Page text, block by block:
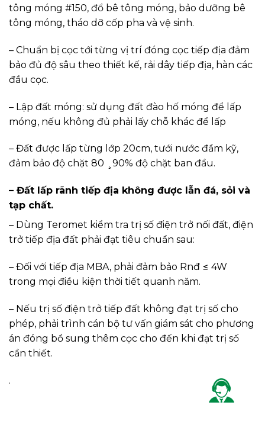
tông móng #150, đổ bê tông móng, bảo dưỡng bê
tông móng, tháo dỡ cốp pha và vệ sinh.
– Chuẩn bị cọc tới từng vị trí đóng cọc tiếp địa đảm
bảo đủ độ sâu theo thiết kế, rải dây tiếp địa, hàn các
đầu cọc.
– Lập đất móng: sử dụng đất đào hố móng để lấp
móng, nếu không đủ phải lấy chỗ khác để lấp
– Đất được lấp từng lớp 20cm, tưới nước đầm kỹ,
đảm bảo độ chặt 80 ¸90% độ chặt ban đầu.
– Đất lấp rãnh tiếp địa không được lẫn đá, sỏi và
tạp chất.
– Dùng Teromet kiểm tra trị số điện trở nối đất, điện
trở tiếp địa đất phải đạt tiêu chuẩn sau:
– Đối với tiếp địa MBA, phải đảm bảo Rnđ ≤ 4W
trong mọi điều kiện thời tiết quanh năm.
– Nếu trị số điện trở tiếp đất không đạt trị số cho
phép, phải trình cán bộ tư vấn giám sát cho phương
án đóng bổ sung thêm cọc cho đến khi đạt trị số
cần thiết.
.